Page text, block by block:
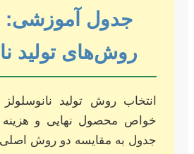
جدول آموزشی:
روش‌های تولید
انتخاب روش تولید نانوسلولز
خواص محصول نهایی و هزینه
جدول به مقایسه دو روش اصلی